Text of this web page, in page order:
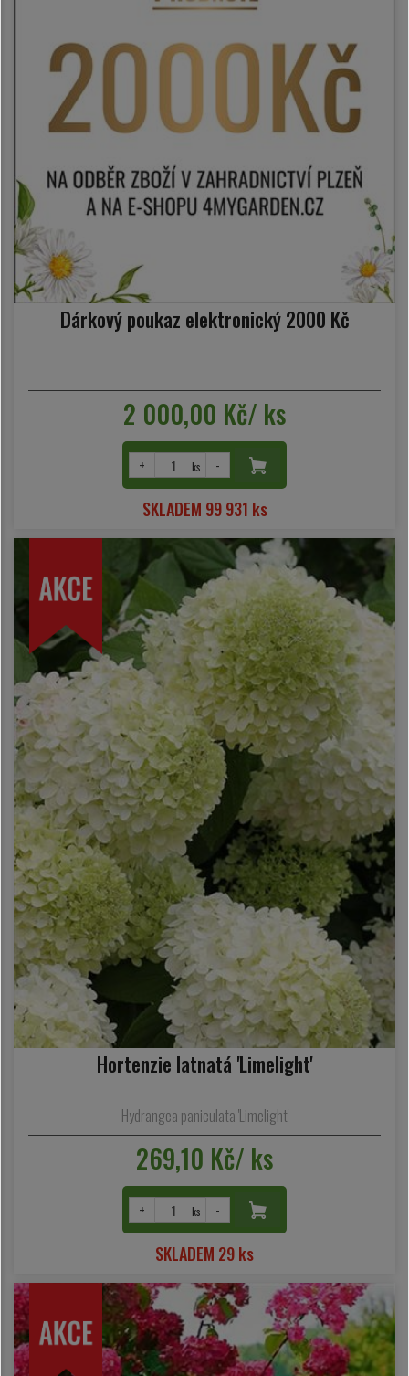
Dárkový poukaz elektronický 2000 Kč
2 000,00 Kč/ ks
+ ks -
SKLADEM 99 931 ks
Hortenzie latnatá 'Limelight'
Hydrangea paniculata 'Limelight'
269,10 Kč/ ks
+ ks -
SKLADEM 29 ks